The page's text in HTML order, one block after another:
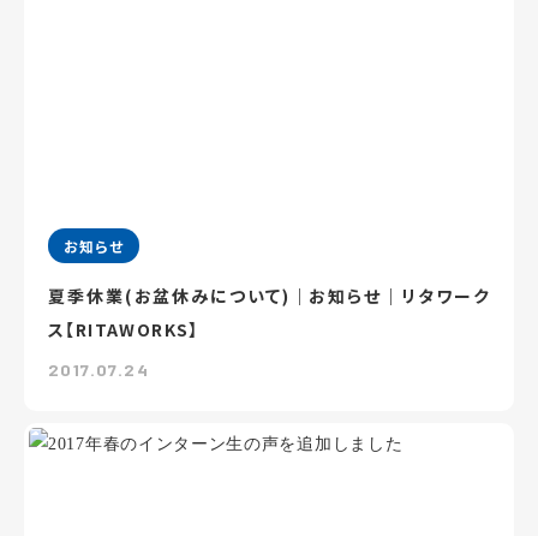
お知らせ
夏季休業(お盆休みについて)｜お知らせ｜リタワーク
ス【RITAWORKS】
2017.07.24